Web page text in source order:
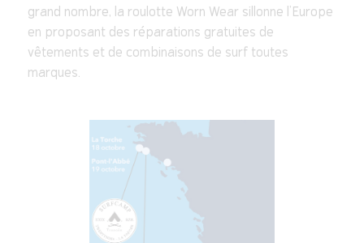
grand nombre, la roulotte Worn Wear sillonne l’Europe
en proposant des réparations gratuites de
vêtements et de combinaisons de surf toutes
marques.